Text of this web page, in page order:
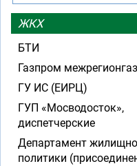
ЖКХ
БТИ
Газпром межрегионгаз
ГУ ИС (ЕИРЦ)
ГУП «Мосводосток»,
диспетчерские
Департамент
политики